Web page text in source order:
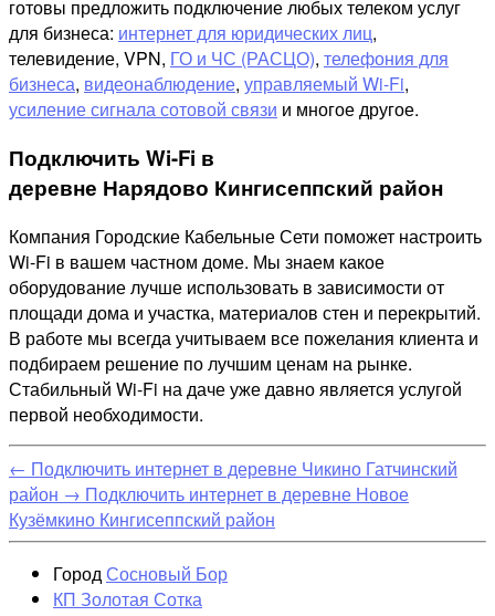
готовы предложить подключение любых телеком услуг
для бизнеса: интернет для юридических лиц,
телевидение, VPN, ГО и ЧС (РАСЦО), телефония для
бизнеса, видеонаблюдение, управляемый Wi-Fi,
усиление сигнала сотовой связи и многое другое.
Подключить Wi-Fi в
деревне Нарядово Кингисеппский район
Компания Городские Кабельные Сети поможет настроить
Wi-Fi в вашем частном доме. Мы знаем какое
оборудование лучше использовать в зависимости от
площади дома и участка, материалов стен и перекрытий.
В работе мы всегда учитываем все пожелания клиента и
подбираем решение по лучшим ценам на рынке.
Стабильный Wi-Fi на даче уже давно является услугой
первой необходимости.
← Подключить интернет в деревне Чикино Гатчинский
район → Подключить интернет в деревне Новое
Кузёмкино Кингисеппский район
ГородСосновый Бор
КП Золотая Сотка